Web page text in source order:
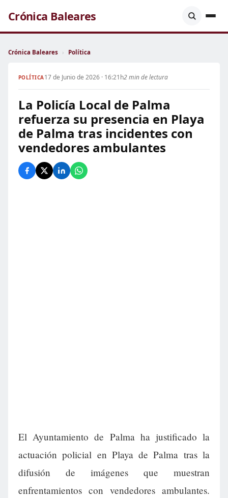
Crónica Baleares
Crónica Baleares › Política
POLÍTICA17 de Junio de 2026 · 16:21h2 min de lectura
La Policía Local de Palma
refuerza su presencia en Playa
de Palma tras incidentes con
vendedores ambulantes
El Ayuntamiento de Palma ha justificado la
actuación policial en Playa de Palma tras la
difusión de imágenes que muestran
enfrentamientos con vendedores ambulantes.